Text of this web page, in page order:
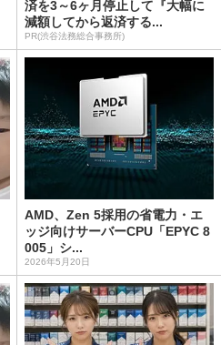
済を3～6ヶ月停止して『大幅に
減額してから返済する...
PR(渋谷法務総合事務所)
AMD、Zen 5採用の省電力・エ
ッジ向けサーバーCPU「EPYC 8
005」シ...
2026年5月20日